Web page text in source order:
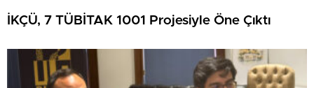
İKÇÜ, 7 TÜBİTAK 1001 Projesiyle Öne Çıktı